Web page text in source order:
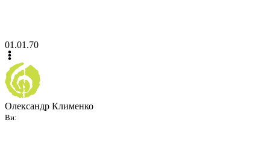
01.01.70
Олександр Клименко
Ви: